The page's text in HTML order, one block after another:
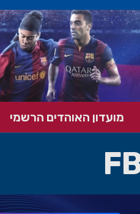
מועדון האוהדים הרשמי